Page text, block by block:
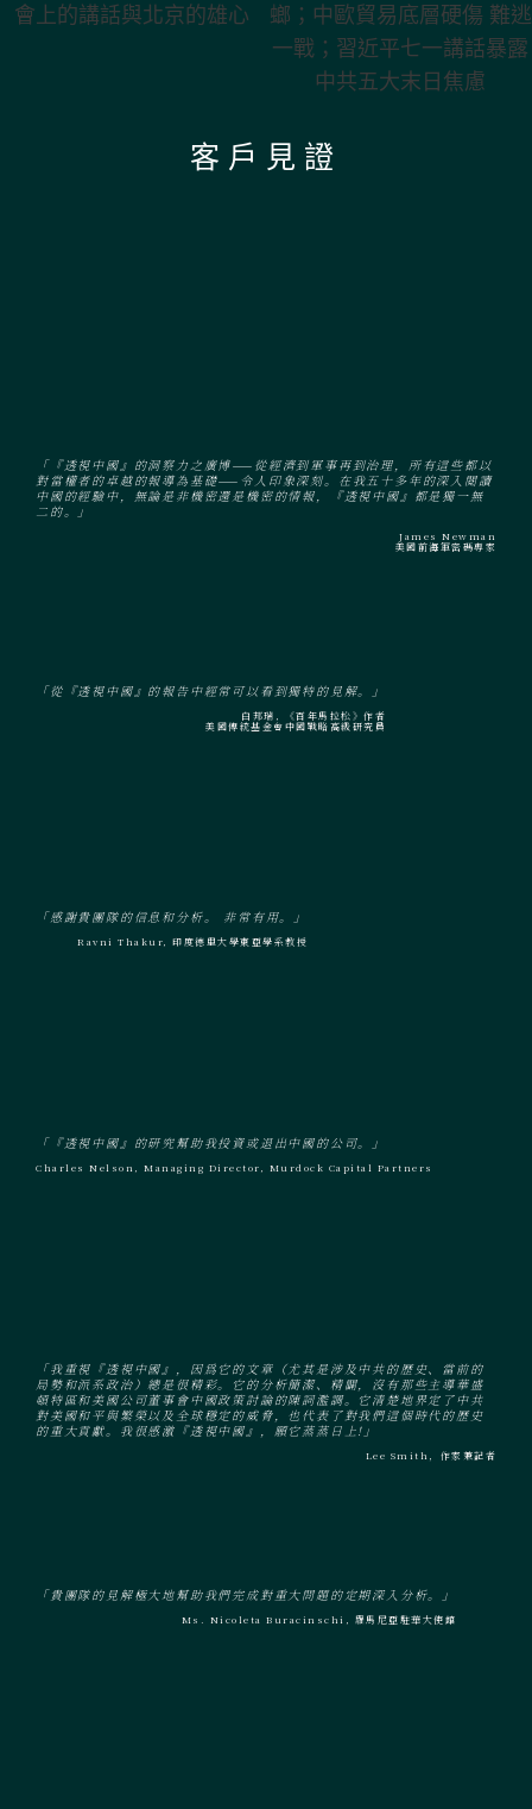
會上的講話與北京的雄心
螂；中歐貿易底層硬傷 難
逃一戰；習近平七一講話
暴露中共五大末日焦慮
客戶見證
「『透視中國』的洞察力之廣博——從經濟到軍事再到治理，所有這些都以
對當權者的卓越的報導為基礎——令人印象深刻。在我五十多年的深入閱讀
中國的經驗中，無論是非機密還是機密的情報，『透視中國』都是獨一無
二的。」
James Newman
美國前海軍密碼專家
「從『透視中國』的報告中經常可以看到獨特的見解。」
白邦瑞, 《百年馬拉松》作者
美國傳統基金會中國戰略高級研究員
「感謝貴團隊的信息和分析。 非常有用。」
Ravni Thakur, 印度德里大學東亞學系教授
「『透視中國』的研究幫助我投資或退出中國的公司。」
Charles Nelson, Managing Director, Murdock Capital Partners
「我重視『透視中國』，因爲它的文章（尤其是涉及中共的歷史、當前的
局勢和派系政治）總是很精彩。它的分析簡潔、精闢，沒有那些主導華盛
頓特區和美國公司董事會中國政策討論的陳詞濫調。它清楚地界定了中共
對美國和平與繁榮以及全球穩定的威脅，也代表了對我們這個時代的歷史
的重大貢獻。我很感激『透視中國』，願它蒸蒸日上!」
Lee Smith，作家兼記者
「貴團隊的見解極大地幫助我們完成對重大問題的定期深入分析。」
Ms. Nicoleta Buracinschi, 羅馬尼亞駐華大使館